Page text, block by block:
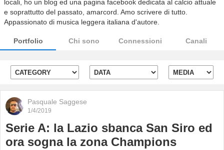
locali, ho un blog ed una pagina facebook dedicata al calcio attuale
e soprattutto del passato, amarcord. Amo scrivere di tutto.
Appassionato di musica leggera italiana d'autore.
Portfolio Chi sono Connessioni Canali
Pasquale Saggese
1/4/2019
Serie A: la Lazio sbanca San Siro ed
ora sogna la zona Champions